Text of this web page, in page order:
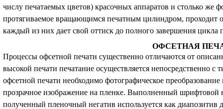
числу печатаемых цветов) красочных аппаратов и столько
протягиваемое вращающимся печатным цилиндром, проходит
каждый из них дает свой оттиск до полного завершения цикла
ОФСЕТНАЯ
Процессы офсетной печати существенно отличаются от
высокой печати печатание осуществляется непосредственно
офсетной печати необходимо фотографическое
прозрачное изображение на пленке. Выполненный шрифтовой
полученный пленочный негатив используется как